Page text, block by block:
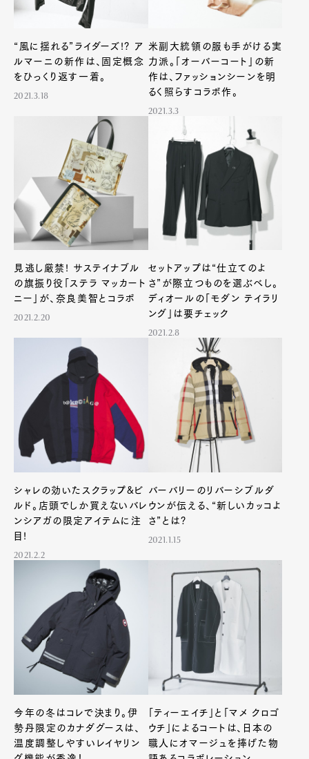
“風に揺れる”ライダーズ!? ア
ルマーニの新作は、固定概念
をひっくり返す一着。
2021.3.18
米副大統領の服も手がける実
力派。「オーバーコート」の新
作は、ファッションシーンを明
るく照らすコラボ作。
2021.3.3
見逃し厳禁! サステイナブル
の旗振り役「ステラ マッカート
ニー」が、奈良美智とコラボ
2021.2.20
セットアップは“仕立てのよ
さ”が際立つものを選ぶべし。
ディオールの「モダン テイラリ
ング」は要チェック
2021.2.8
シャレの効いたスクラップ&ビ
ルド。店頭でしか買えないバレ
ンシアガの限定アイテムに注
目!
2021.2.2
バーバリーのリバーシブルダ
ウンが伝える、“新しいカッコよ
さ”とは?
2021.1.15
今年の冬はコレで決まり。伊
勢丹限定のカナダグースは、
温度調整しやすいレイヤリン
「ティーエイチ」と「マメ クロゴ
ウチ」によるコートは、日本の
職人にオマージュを捧げた物